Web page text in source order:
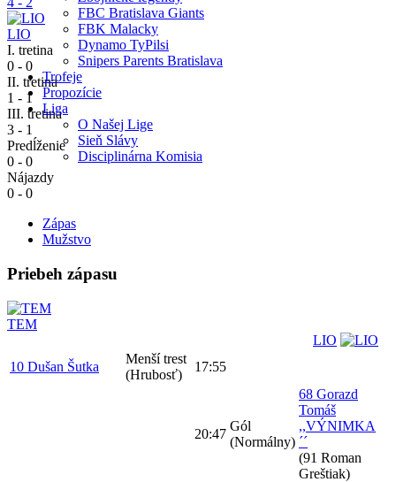
FBC Bratislava Giants
FBK Malacky
Dynamo TyPilsi
Snipers Parents Bratislava
Trofeje
Propozície
Liga
O Našej Lige
Sieň Slávy
Disciplinárna Komisia
LIO
I. tretina
0 - 0
II. tretina
1 - 1
III. tretina
3 - 1
Predĺženie
0 - 0
Nájazdy
0 - 0
Zápas
Mužstvo
Priebeh zápasu
TEM
LIO
10 Dušan Šutka
Menší trest
(Hrubosť)
17:55
20:47
Gól
(Normálny)
68 Gorazd
Tomáš
,,VÝNIMKA
´´
(91 Roman
Greštiak)